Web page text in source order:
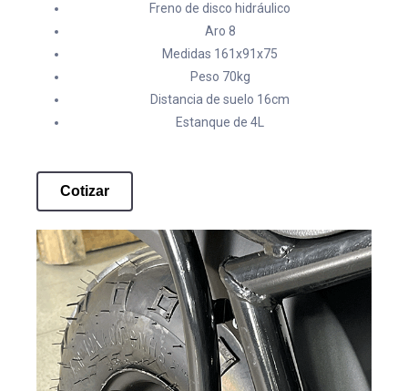
Freno de disco hidráulico
Aro 8
Medidas 161x91x75
Peso 70kg
Distancia de suelo 16cm
Estanque de 4L
Cotizar